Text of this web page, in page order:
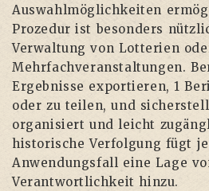
Auswahlmöglichkeiten
Prozedur ist besonders
Verwaltung von Lotterien
Mehrfachveranstaltungen.
Ergebnisse exportieren, 1
oder zu teilen, und
organisiert und leicht
historische Verfolgung fügt
Anwendungsfall eine Lage
Verantwortlichkeit hinzu.